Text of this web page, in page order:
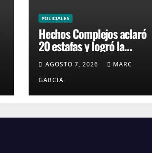
POLICIALES
Hechos Complejos aclaró
20 estafas y logró la
condena de dos hombres
AGOSTO 7, 2026
MARC
GARCIA